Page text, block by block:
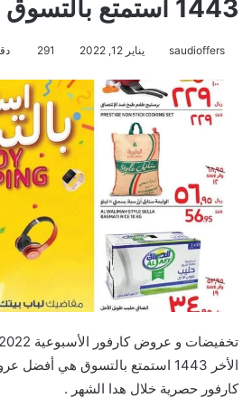
1443 استمتع بالتسوق
saudioffers يناير 12, 2022 291
الأخر 1443 استمتع بالتسوق هي
كارفور حصرية خلال هدا الشهر .